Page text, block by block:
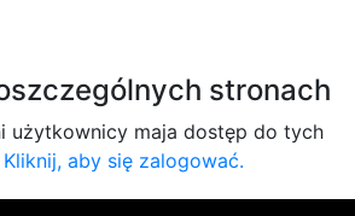
stronach
użytkownicy maja dostęp do tych
Kliknij, aby się zalogować.